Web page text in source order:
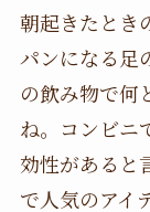
朝起きたとき
パンになる足
の飲み物で何
ね。コンビニ
効性があると
で人気のアイ